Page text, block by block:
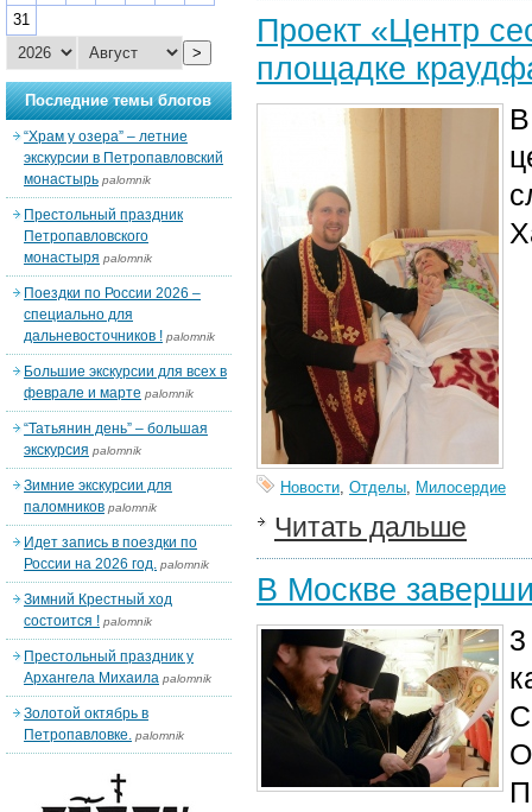
Проект «Центр
площадке
Новости, Отделы, Милосердие
Читать дальше
В Москве
31
>
Последние темы блогов
“Храм у озера” – летние
экскурсии в Петропавловский
монастырь palomnik
Престольный праздник
Петропавловского
монастыря palomnik
Поездки по России 2026 –
специально для
дальневосточников ! palomnik
Большие экскурсии для всех в
феврале и марте palomnik
“Татьянин день” – большая
экскурсия palomnik
Зимние экскурсии для
паломников palomnik
Идет запись в поездки по
России на 2026 год. palomnik
Зимний Крестный ход
состоится ! palomnik
Престольный праздник у
Архангела Михаила palomnik
Золотой октябрь в
Петропавловке. palomnik